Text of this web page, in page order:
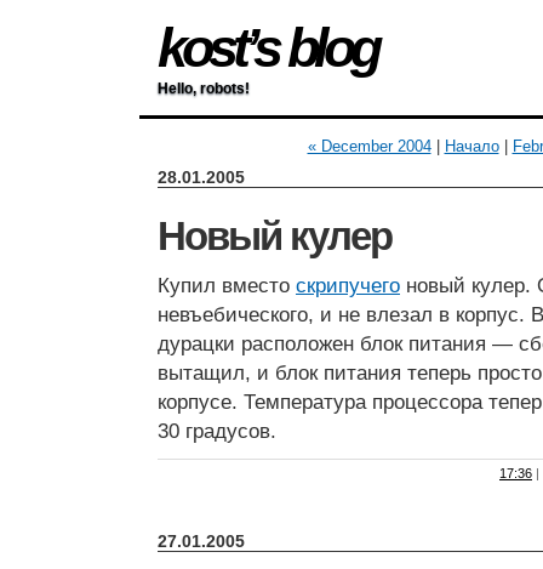
kost’s blog
Hello, robots!
« December 2004| Начало|
28.01.2005
Новый кулер
Купил вместо скрипучего новый кулер.
невъебического, и не влезал в корпус.
дурацки расположен блок питания —
вытащил, и блок питания теперь
корпусе. Температура процессора
30 градусов.
17:36 |
27.01.2005